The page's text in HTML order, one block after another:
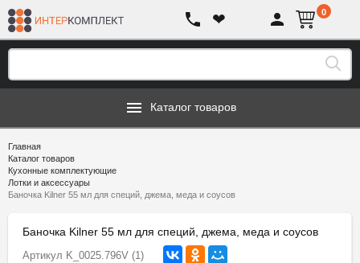
❤ 0
Каталог товаров
Главная
Каталог товаров
Кухонные комплектующие
Лотки и аксессуары
Баночка Kilner 55 мл для специй, джема, меда и соусов
Баночка Kilner 55 мл для специй, джема, меда и соусов
Артикул K_0025.796V (1)